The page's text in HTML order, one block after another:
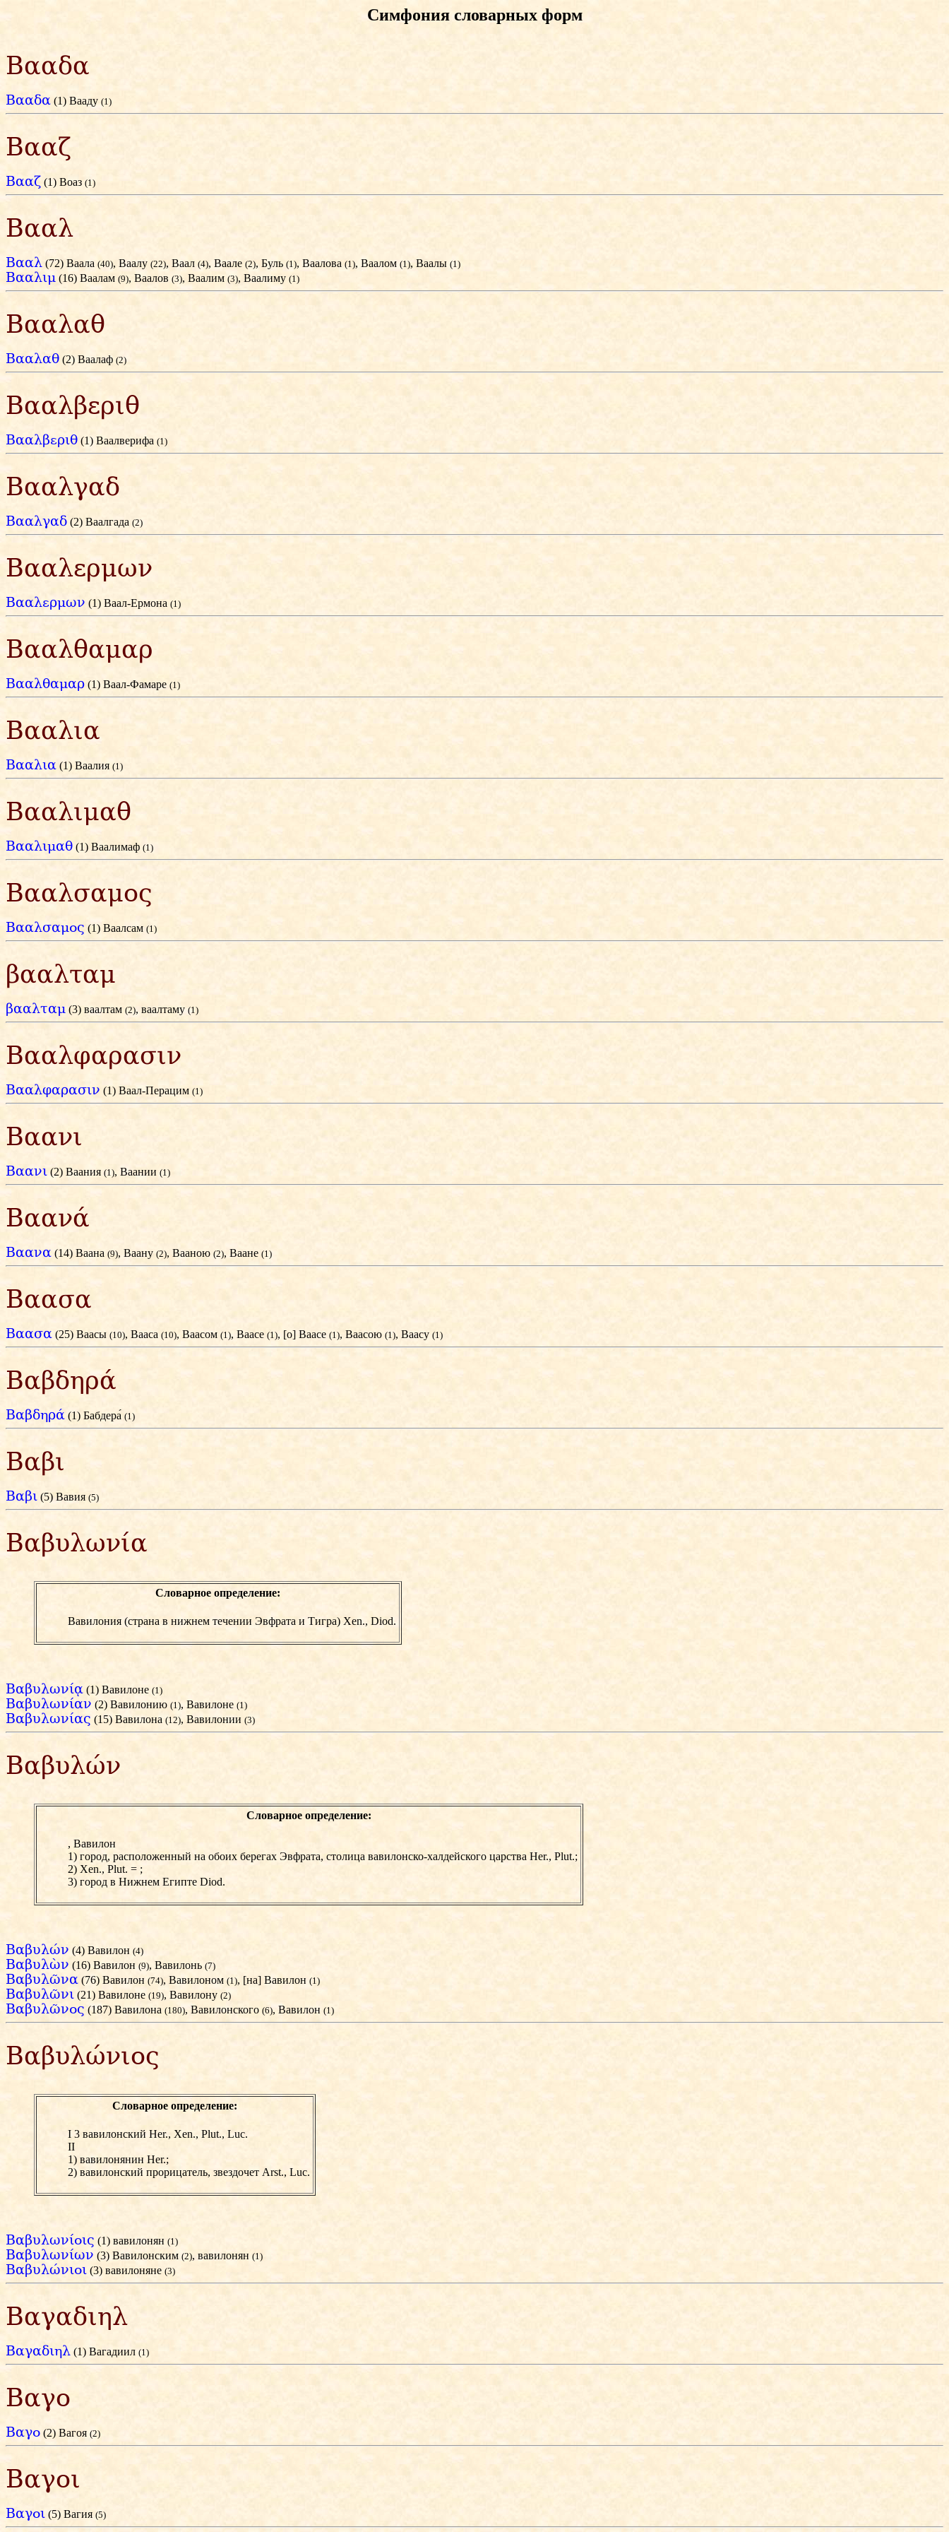
Симфония словарных форм
Βααδα
Βααδα (1) Вааду (1)
Βααζ
Βααζ (1) Воаз (1)
Βααλ
Βααλ (72) Ваала (40), Ваалу (22), Ваал (4), Ваале (2), Буль (1), Ваалова (1), Ваалом (1), Ваалы (1)
Βααλιμ (16) Ваалам (9), Ваалов (3), Ваалим (3), Ваалиму (1)
Βααλαθ
Βααλαθ (2) Ваалаф (2)
Βααλβεριθ
Βααλβεριθ (1) Ваалверифа (1)
Βααλγαδ
Βααλγαδ (2) Ваалгада (2)
Βααλερμων
Βααλερμων (1) Ваал-Ермона (1)
Βααλθαμαρ
Βααλθαμαρ (1) Ваал-Фамаре (1)
Βααλια
Βααλια (1) Ваалия (1)
Βααλιμαθ
Βααλιμαθ (1) Ваалимаф (1)
Βααλσαμος
Βααλσαμος (1) Ваалсам (1)
βααλταμ
βααλταμ (3) ваалтам (2), ваалтаму (1)
Βααλφαρασιν
Βααλφαρασιν (1) Ваал-Перацим (1)
Βαανι
Βαανι (2) Ваания (1), Ваании (1)
Βαανά
Βαανα (14) Ваана (9), Ваану (2), Вааною (2), Ваане (1)
Βαασα
Βαασα (25) Ваасы (10), Вааса (10), Ваасом (1), Ваасе (1), [о] Ваасе (1), Ваасою (1), Ваасу (1)
Βαβδηρά
Βαβδηρά (1) Бабдера́ (1)
Βαβι
Βαβι (5) Вавия (5)
Βαβυλωνία
Словарное определение:
Вавилония (страна в нижнем течении Эвфрата и Тигра) Xen., Diod.
Βαβυλωνίᾳ (1) Вавилоне (1)
Βαβυλωνίαν (2) Вавилонию (1), Вавилоне (1)
Βαβυλωνίας (15) Вавилона (12), Вавилонии (3)
Βαβυλών
Словарное определение:
, Вавилон
1) город, расположенный на обоих берегах Эвфрата, столица вавилонско-халдейского царства Her., Plut.;
2) Xen., Plut. = ;
3) город в Нижнем Египте Diod.
Βαβυλών (4) Вавилон (4)
Βαβυλὼν (16) Вавилон (9), Вавилонь (7)
Βαβυλῶνα (76) Вавилон (74), Вавилоном (1), [на] Вавилон (1)
Βαβυλῶνι (21) Вавилоне (19), Вавилону (2)
Βαβυλῶνος (187) Вавилона (180), Вавилонского (6), Вавилон (1)
Βαβυλώνιος
Словарное определение:
I 3 вавилонский Her., Xen., Plut., Luc.
II
1) вавилонянин Her.;
2) вавилонский прорицатель, звездочет Arst., Luc.
Βαβυλωνίοις (1) вавилонян (1)
Βαβυλωνίων (3) Вавилонским (2), вавилонян (1)
Βαβυλώνιοι (3) вавилоняне (3)
Βαγαδιηλ
Βαγαδιηλ (1) Вагадиил (1)
Βαγο
Βαγο (2) Вагоя (2)
Βαγοι
Βαγοι (5) Вагия (5)